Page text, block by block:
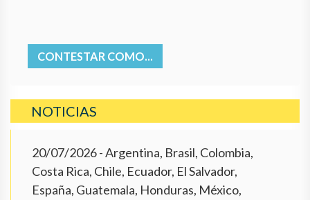
CONTESTAR COMO...
NOTICIAS
20/07/2026- Argentina, Brasil, Colombia,
Costa Rica, Chile, Ecuador, El Salvador,
España, Guatemala, Honduras, México,